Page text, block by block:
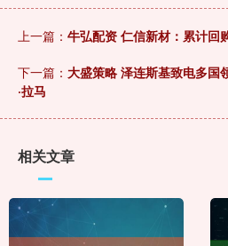
上一篇： 牛弘配资 仁信新材：累计回
下一篇： 大盛策略 泽连斯基致电多国
·拉马
相关文章